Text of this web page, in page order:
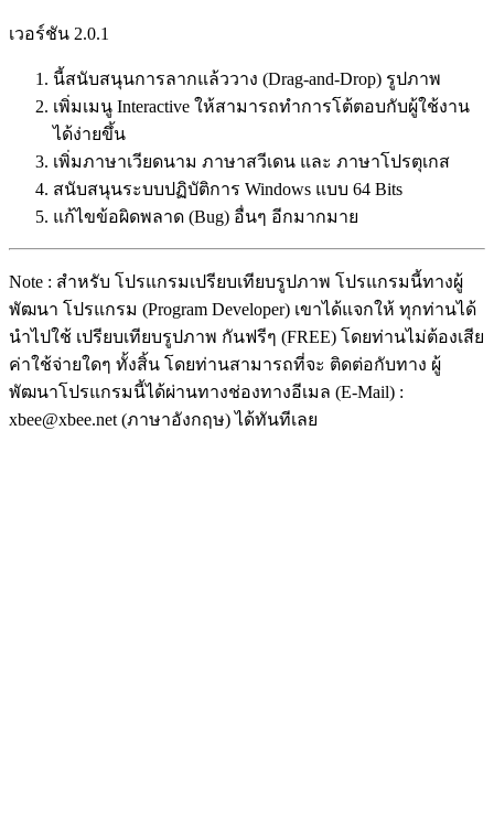
เวอร์ชัน 2.0.1
นี้สนับสนุนการลากแล้ววาง (Drag-and-Drop) รูปภาพ
เพิ่มเมนู Interactive ให้สามารถทำการโต้ตอบกับผู้ใช้งาน
ได้ง่ายขึ้น
เพิ่มภาษาเวียดนาม ภาษาสวีเดน และ ภาษาโปรตุเกส
สนับสนุนระบบปฏิบัติการ Windows แบบ 64 Bits
แก้ไขข้อผิดพลาด (Bug) อื่นๆ อีกมากมาย
Note : สำหรับ โปรแกรมเปรียบเทียบรูปภาพ โปรแกรมนี้ทางผู้
พัฒนา โปรแกรม (Program Developer) เขาได้แจกให้ ทุกท่านได้
นำไปใช้ เปรียบเทียบรูปภาพ กันฟรีๆ (FREE) โดยท่านไม่ต้องเสีย
ค่าใช้จ่ายใดๆ ทั้งสิ้น โดยท่านสามารถที่จะ ติดต่อกับทาง ผู้
พัฒนาโปรแกรมนี้ได้ผ่านทางช่องทางอีเมล (E-Mail) :
xbee@xbee.net (ภาษาอังกฤษ) ได้ทันทีเลย